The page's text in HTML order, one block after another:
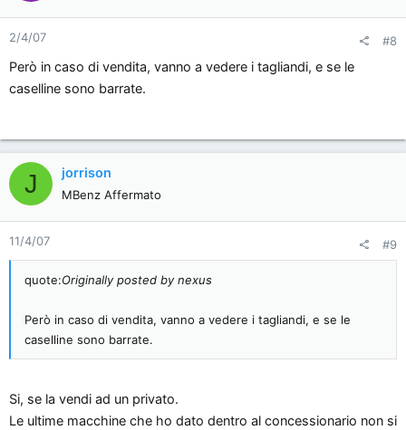
2/4/07 #8
Però in caso di vendita, vanno a vedere i tagliandi, e se le
caselline sono barrate.
J jorrison
MBenz Affermato
11/4/07 #9
quote:Originally posted by nexus
Però in caso di vendita, vanno a vedere i tagliandi, e se le
caselline sono barrate.
Si, se la vendi ad un privato.
Le ultime macchine che ho dato dentro al concessionario non si